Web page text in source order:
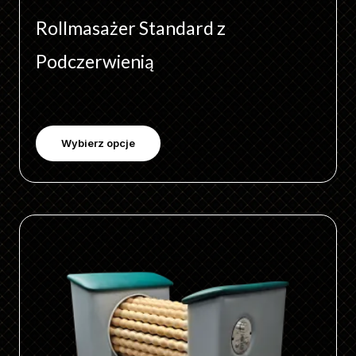
Rollmasażer Standard z
Podczerwienią
Wybierz opcje
Ten
produkt
ma
wiele
wariantów.
Opcje